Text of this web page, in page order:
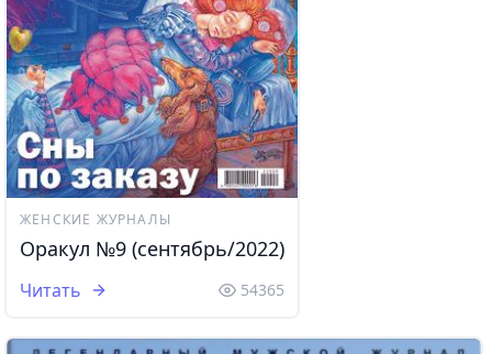
ЖЕНСКИЕ ЖУРНАЛЫ
Оракул №9 (сентябрь/2022)
Читать 54365